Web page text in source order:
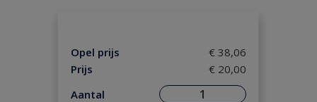
Koeling / Verwarming
Motor / Koppeling
Motorpakking/ Keerring
Opel prijs
€ 38,06
Prijs
€ 20,00
Aantal